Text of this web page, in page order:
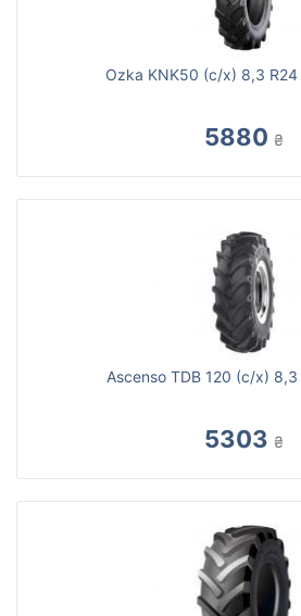
Ozka KNK50 (с/х) 8,3 R24
5880 ₴
Ascenso TDB 120 (с/х)
5303 ₴